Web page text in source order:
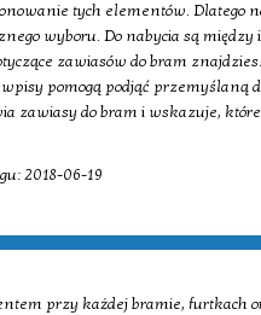
tych elementów. Dlatego
wyboru. Do nabycia są
zawiasów do bram
pomogą podjąć przemyślaną
zawiasy do bram i wskazuje,
2018-06-19
przy każdej bramie, furtkach